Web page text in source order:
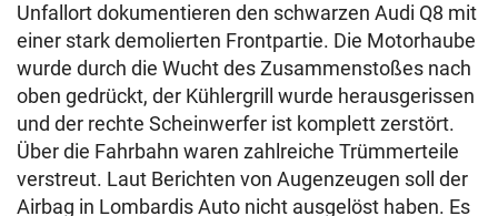
Unfallort dokumentieren den schwarzen Audi Q8 mit
einer stark demolierten Frontpartie. Die Motorhaube
wurde durch die Wucht des Zusammenstoßes nach
oben gedrückt, der Kühlergrill wurde herausgerissen
und der rechte Scheinwerfer ist komplett zerstört.
Über die Fahrbahn waren zahlreiche Trümmerteile
verstreut. Laut Berichten von Augenzeugen soll der
Airbag in Lombardis Auto nicht ausgelöst haben. Es